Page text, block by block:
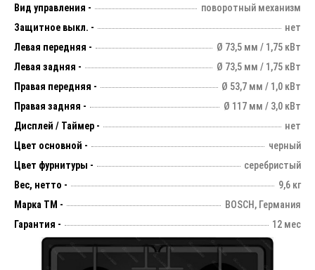
Вид управления -
поворотный механизм
Защитное выкл. -
нет
Левая передняя -
Ø 73,5 мм / 1,75 кВт
Левая задняя -
Ø 73,5 мм / 1,75 кВт
Правая передняя -
Ø 53,7 мм / 1,0 кВт
Правая задняя -
Ø 117 мм / 3,0 кВт
Дисплей / Таймер -
нет
Цвет основной -
черный
Цвет фурнитуры -
серебристый
Вес, нетто -
9,6 кг
Марка ТМ -
BOSCH, Германия
Гарантия -
12 мес